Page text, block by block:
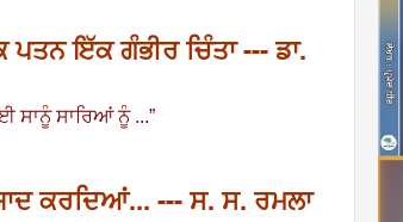
ਇੱਕ ਗੰਭੀਰ ਚਿੰਤਾ --- ਡਾ.
ਸਾਨੂੰ ਸਾਰਿਆਂ ਨੂੰ ...”
ਕਰਦਿਆਂ... --- ਸ. ਸ. ਰਮਲਾ